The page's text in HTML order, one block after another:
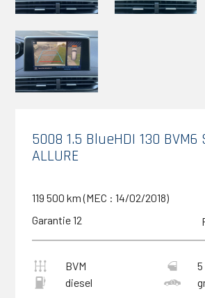
5008 1.5 BlueHDI 130 BVM6
ALLURE
119 500 km (MEC : 14/02/2018)
Garantie 12
BVM
diesel